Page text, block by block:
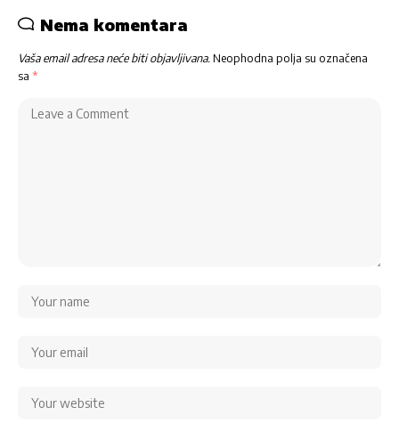
Nema komentara
Vaša email adresa neće biti objavljivana.Neophodna polja su označena
sa *